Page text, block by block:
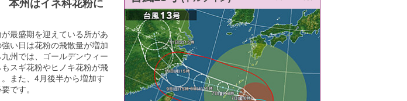
本州はイネ科花粉に
最盛期を迎えている所があ
い日は花粉の飛散量が増加
州では、ゴールデンウィー
スギ花粉やヒノキ花粉が飛
また、4月後半から増加す
です。